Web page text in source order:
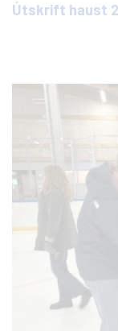
Útskrift haust